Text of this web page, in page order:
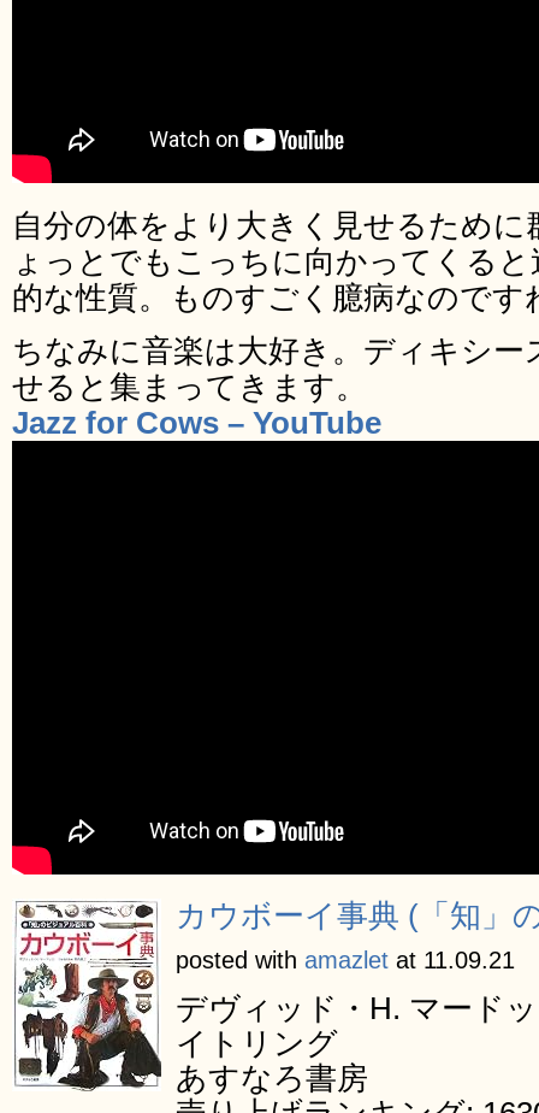
自分の体をより大きく見せるため
ょっとでもこっちに向かってくる
的な性質。ものすごく臆病なのです
ちなみに音楽は大好き。ディキシ
せると集まってきます。
Jazz for Cows – YouTube
カウボーイ事典 (「知」
posted with amazlet at 11.09.21
デヴィッド・H. マード
イトリング
あすなろ書房